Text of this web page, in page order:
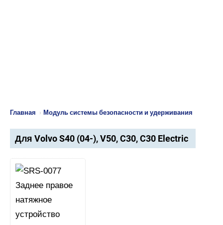
Главная › Модуль системы безопасности и удерживания
Для Volvo S40 (04-), V50, C30, C30 Electric